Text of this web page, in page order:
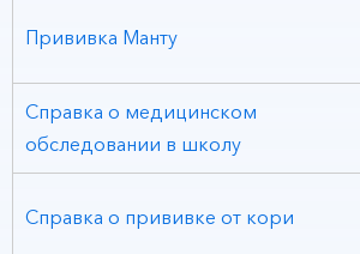
Прививка Манту
Справка о медицинском
обследовании в школу
Справка о прививке от кори